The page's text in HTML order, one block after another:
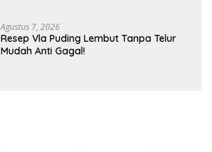
Agustus 7, 2026
Resep Vla Puding Lembut Tanpa Telur
Mudah Anti Gagal!